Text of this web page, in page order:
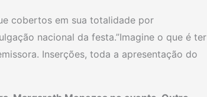
cobertos em sua totalidade por
nacional da festa.”Imagine o que é ter
Inserções, toda a apresentação do